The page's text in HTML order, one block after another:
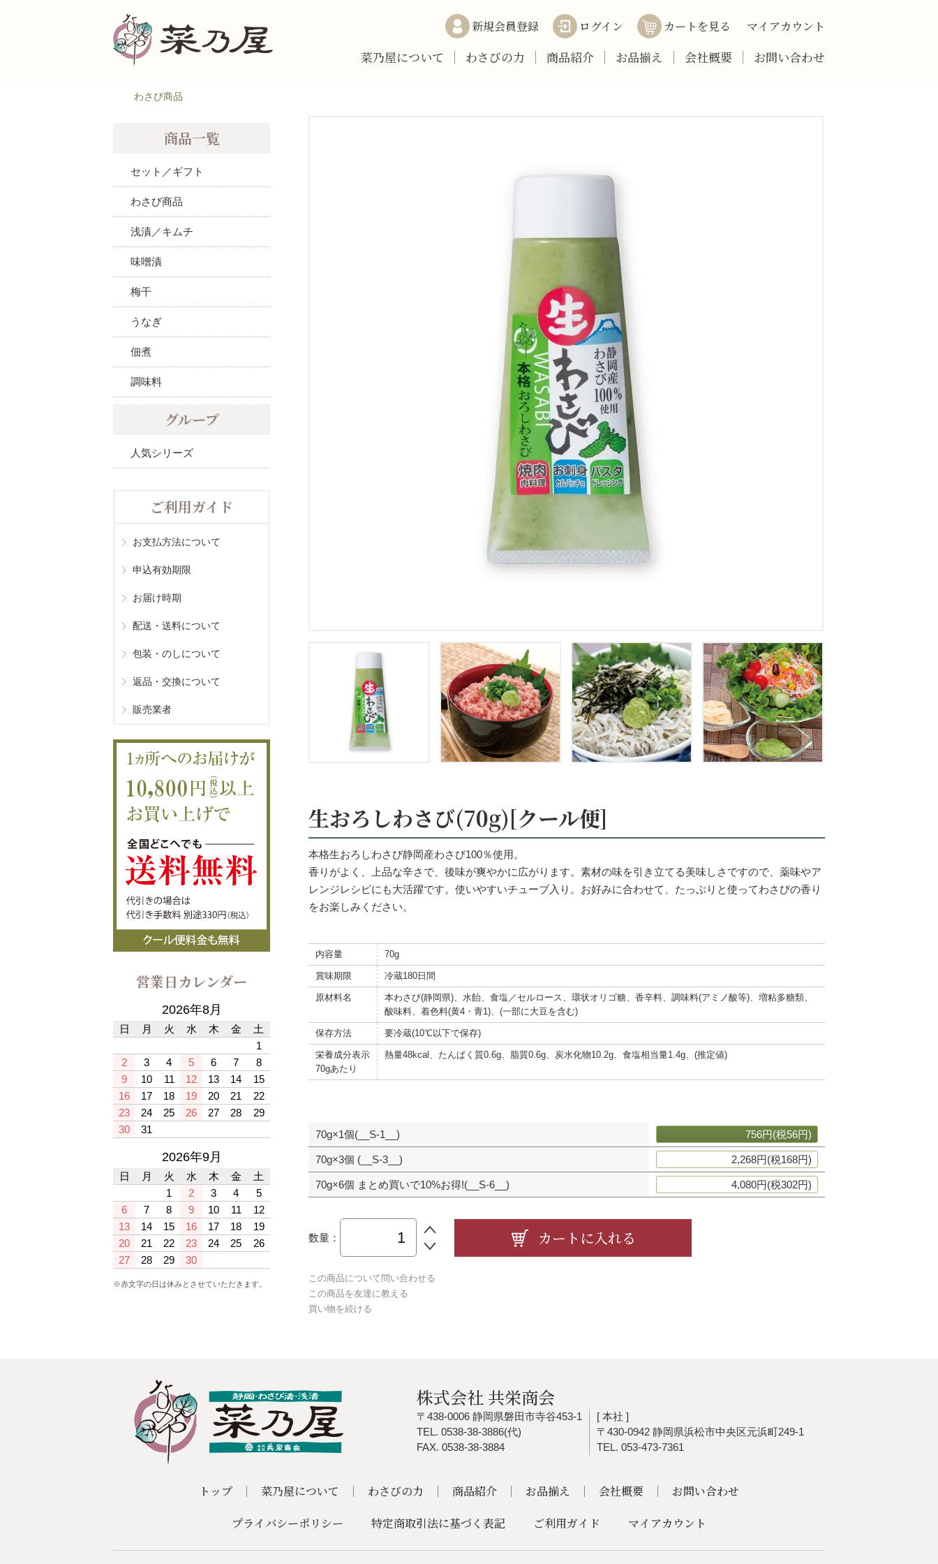
新規会員登録 ログイン カートを見る マイアカウント
菜乃屋について わさびの力 商品紹介 お品揃え 会社概要 お問い合わせ
わさび商品
生おろしわさび(70g)[クール便]
本格生おろしわさび静岡産わさび100％使用。
香りがよく、上品な辛さで、後味が爽やかに広がります。素材の味を引き立てる美味しさですので、薬味やア
レンジレシピにも大活躍です。使いやすいチューブ入り。お好みに合わせて、たっぷりと使ってわさびの香り
をお楽しみください。
内容量 70g
賞味期限 冷蔵180日間
原材料名
本わさび(静岡県)、水飴、食塩／セルロース、環状オリゴ糖、香辛料、調味料(アミノ酸等)、増粘多糖類、
酸味料、着色料(黄4・青1)、(一部に大豆を含む)
保存方法 要冷蔵(10℃以下で保存)
栄養成分表示
70gあたり
熱量48kcal、たんぱく質0.6g、脂質0.6g、炭水化物10.2g、食塩相当量1.4g、(推定値)
70g×1個(__S-1__) 756円(税56円)
70g×3個 (__S-3__) 2,268円(税168円)
70g×6個 まとめ買いで10%お得!(__S-6__) 4,080円(税302円)
数量：
この商品について問い合わせる
この商品を友達に教える
買い物を続ける
商品一覧
セット／ギフト
わさび商品
浅漬／キムチ
味噌漬
梅干
うなぎ
佃煮
調味料
グループ
人気シリーズ
ご利用ガイド
お支払方法について
申込有効期限
お届け時期
配送・送料について
包装・のしについて
返品・交換について
販売業者
営業日カレンダー
2026年8月
日 月 火 水 木 金
土
1
2
3 4 5 6 7
8
9
10 11 12 13 14
15
16
17 18 19 20 21
22
23
24 25 26 27 28
29
30
31
2026年9月
日 月 火 水 木 金
土
1
2 3 4
5
6
7 8 9 10 11
12
13
14 15 16 17 18
19
20
21 22 23 24 25
26
27
28 29 30
※赤文字の日は休みとさせていただきます。
株式会社 共栄商会
〒438-0006 静岡県磐田市寺谷453-1
TEL. 0538-38-3886(代)
FAX. 0538-38-3884
[ 本社 ]
〒430-0942 静岡県浜松市中央区元浜町249-1
TEL. 053-473-7361
トップ 菜乃屋について わさびの力 商品紹介 お品揃え 会社概要
お問い合わせ
プライバシーポリシー
特定商取引法に基づく表記 ご利用ガイド マイアカウント